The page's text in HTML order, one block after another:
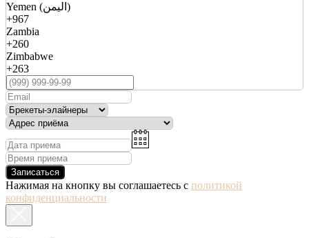
Yemen (اليمن)
+967
Zambia
+260
Zimbabwe
+263
Записаться
Нажимая на кнопку вы соглашаетесь с политикой
конфиденциальности